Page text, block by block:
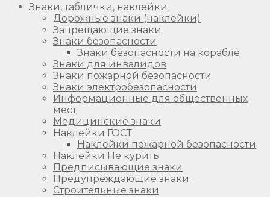
Знаки, таблички, наклейки
Дорожные знаки (наклейки)
Запрещающие знаки
Знаки безопасности
Знаки безопасности на корабле
Знаки для инвалидов
Знаки пожарной безопасности
Знаки электробезопасности
Информационные для общественных
мест
Медицинские знаки
Наклейки ГОСТ
Наклейки пожарной безопасности
Наклейки Не курить
Предписывающие знаки
Предупреждающие знаки
Строительные знаки